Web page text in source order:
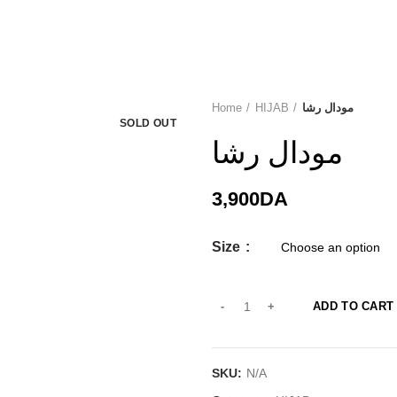
SOLD OUT
Home
HIJAB مودال رشا
مودال رشا
3,900DA
Size
ADD TO CART
SKU: N/A